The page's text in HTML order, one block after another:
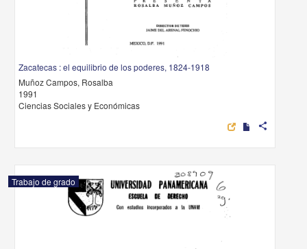
Zacatecas : el equilibrio de los poderes, 1824-1918
Muñoz Campos, Rosalba
1991
Ciencias Sociales y Económicas
share
Trabajo de grado